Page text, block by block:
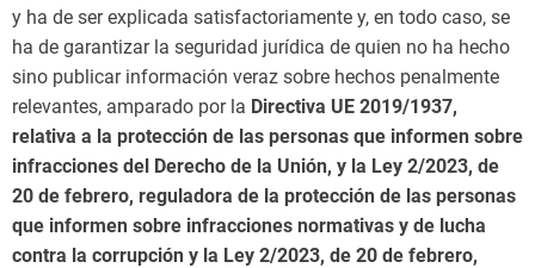
y ha de ser explicada satisfactoriamente y, en todo caso, se
ha de garantizar la seguridad jurídica de quien no ha hecho
sino publicar información veraz sobre hechos penalmente
relevantes, amparado por la Directiva UE 2019/1937,
relativa a la protección de las personas que informen sobre
infracciones del Derecho de la Unión, y la Ley 2/2023, de
20 de febrero, reguladora de la protección de las personas
que informen sobre infracciones normativas y de lucha
contra la corrupción y la Ley 2/2023, de 20 de febrero,